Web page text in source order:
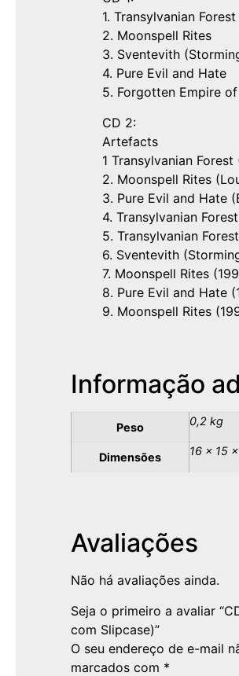
1. Transylvanian Forest
2. Moonspell Rites
3. Sventevith
4. Pure Evil and Hate
5. Forgotten Empire
CD 2:
Artefacts
1 Transylvanian
2. Moonspell Rites
3. Pure Evil and Hate
4. Transylvanian
5. Transylvanian
6. Sventevith
7. Moonspell Rites
8. Pure Evil and Hate
9. Moonspell Rites
Informação
Peso 0,2 kg
Dimensões 16 × 15
Avaliações
Não há avaliações ainda.
Seja o primeiro a avaliar
com Slipcase)”
O seu endereço de e-mail
marcados com *